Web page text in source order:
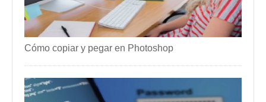
Cómo copiar y pegar en Photoshop